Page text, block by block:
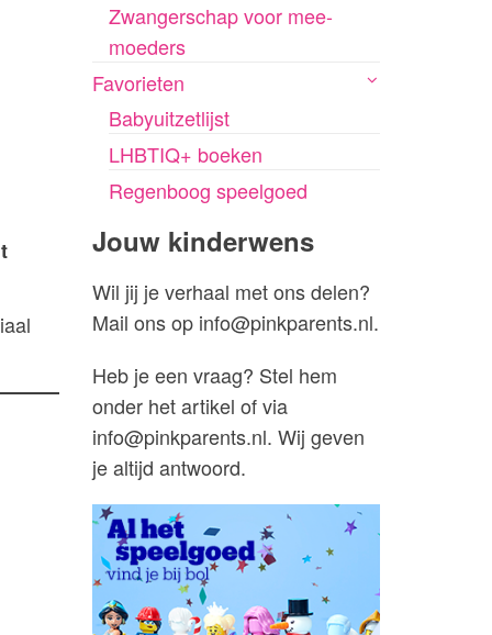
Zwangerschap voor mee-
moeders
Favorieten
Babyuitzetlijst
LHBTIQ+ boeken
Regenboog speelgoed
Jouw kinderwens
Wil jij je verhaal met ons delen?
Mail ons op info@pinkparents.nl.
Heb je een vraag? Stel hem
onder het artikel of via
info@pinkparents.nl. Wij geven
je altijd antwoord.